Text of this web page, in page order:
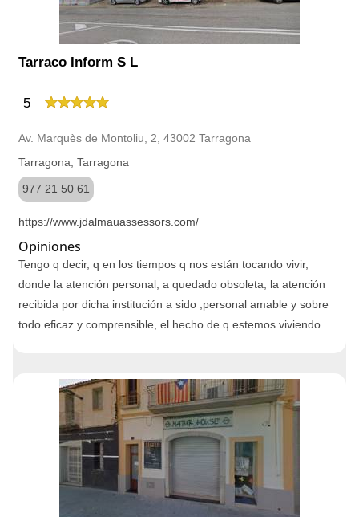
Tarraco Inform S L
5
Av. Marquès de Montoliu, 2, 43002 Tarragona
Tarragona, Tarragona
977 21 50 61
https://www.jdalmauassessors.com/
Opiniones
Tengo q decir, q en los tiempos q nos están tocando vivir,
donde la atención personal, a quedado obsoleta, la atención
recibida por dicha institución a sido ,personal amable y sobre
todo eficaz y comprensible, el hecho de q estemos viviendo…